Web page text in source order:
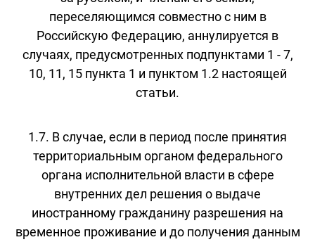
переселяющимся совместно с ним в
Российскую Федерацию, аннулируется в
случаях, предусмотренных подпунктами 1 - 7,
10, 11, 15 пункта 1 и пунктом 1.2 настоящей
статьи.
1.7. В случае, если в период после принятия
территориальным органом федерального
органа исполнительной власти в сфере
внутренних дел решения о выдаче
иностранному гражданину разрешения на
временное проживание и до получения данным